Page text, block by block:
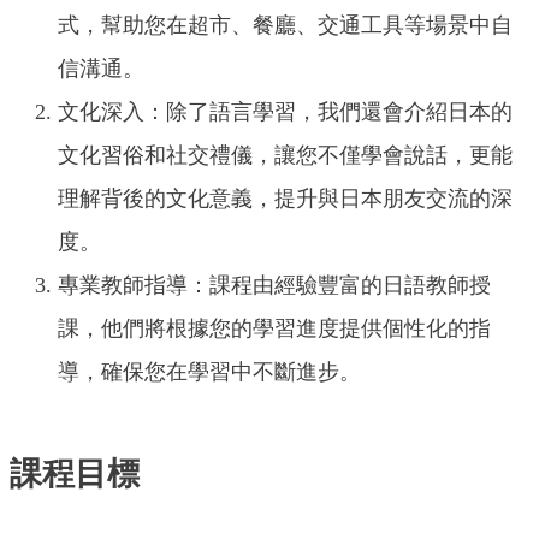
式，幫助您在超市、餐廳、交通工具等場景中自
信溝通。
文化深入：除了語言學習，我們還會介紹日本的
文化習俗和社交禮儀，讓您不僅學會說話，更能
理解背後的文化意義，提升與日本朋友交流的深
度。
專業教師指導：課程由經驗豐富的日語教師授
課，他們將根據您的學習進度提供個性化的指
導，確保您在學習中不斷進步。
課程目標